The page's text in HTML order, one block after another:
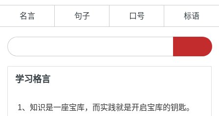
名言 句子 口号 标语
学习格言
1、知识是一座宝库，而实践就是开启宝库的钥匙。